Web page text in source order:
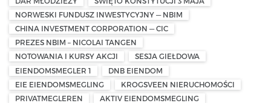
NORWESKI FUNDUSZ INWESTYCYJNY — NBIM
CHINA INVESTMENT CORPORATION — CIC
PREZES NBIM – NICOLAI TANGEN
NOTOWANIA I KURSY AKCJI
SESJA GIEŁDOWA
EIENDOMSMEGLER 1
DNB EIENDOM
EIE EIENDOMSMEGLING
KROGSVEEN NIERUCHOMOŚCI
PRIVATMEGLEREN
AKTIV EIENDOMSMEGLING